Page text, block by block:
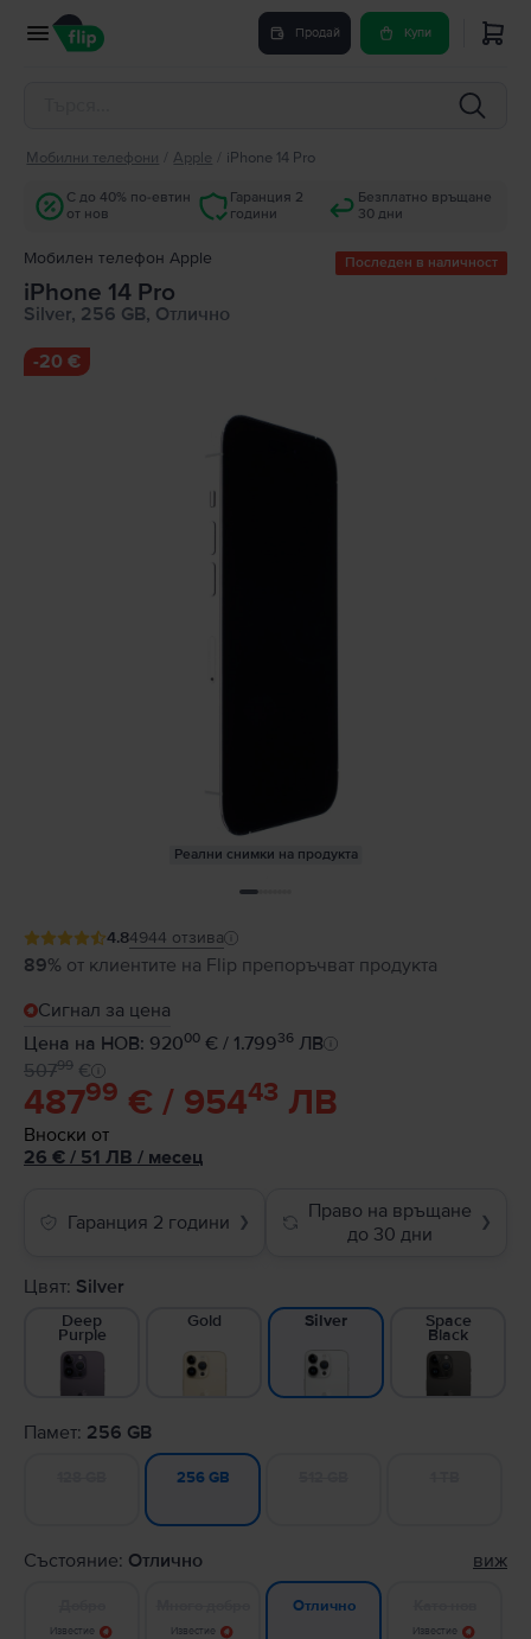
Продай Купи
Мобилни телефони Apple iPhone 14 Pro
С до 40% по-евтин
от нов
Гаранция 2
години
Безплатно връщане
30 дни
Мобилен телефон Apple Последен в наличност
iPhone 14 Pro
Silver, 256 GB, Отлично
-20 €
Реални снимки на продукта
4.84944 отзива
89% от клиентите на Flip препоръчват продукта
Сигнал за цена
Цена на НОВ: 92000 € / 1.79936 ЛВ
48799 € / 95443 ЛВ
50799 €
Вноски от
26 € / 51 ЛВ / месец
Гаранция 2 години ❯
Право на връщане
до 30 дни
❯
Цвят: Silver
Deep
Purple
Gold Silver Space
Black
Памет: 256 GB
256 GB
Състояние: Отлично виж
Известие Известие
Отлично
Известие